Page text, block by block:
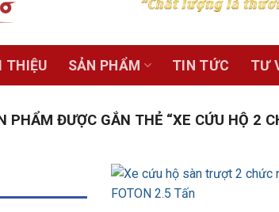
THIỆU SẢN PHẨM TIN TỨC TƯ
PHẨM ĐƯỢC GẮN THẺ “XE CỨU HỘ 2